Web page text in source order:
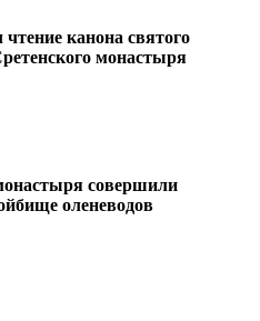
канона святого
монастыря
совершили
оленеводов